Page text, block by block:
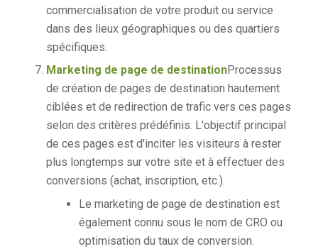
commercialisation de votre produit ou service
dans des lieux géographiques ou des quartiers
spécifiques.
Marketing de page de destinationProcessus
de création de pages de destination hautement
ciblées et de redirection de trafic vers ces pages
selon des critères prédéfinis. L'objectif principal
de ces pages est d'inciter les visiteurs à rester
plus longtemps sur votre site et à effectuer des
conversions (achat, inscription, etc.).
Le marketing de page de destination est
également connu sous le nom de CRO ou
optimisation du taux de conversion.